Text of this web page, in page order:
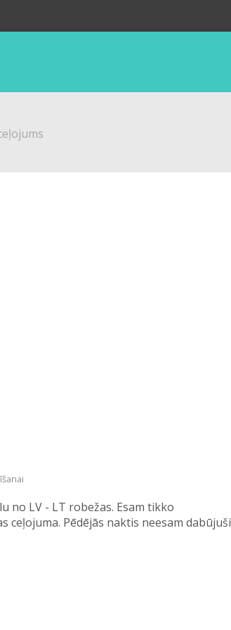
no LV - LT robežas. Esam tikko
ceļojuma. Pēdējās naktis neesam dabūjuši